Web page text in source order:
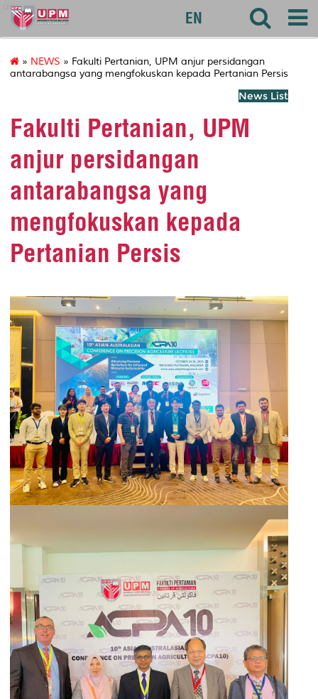
agri
EN
» NEWS » Fakulti Pertanian, UPM anjur persidangan
antarabangsa yang mengfokuskan kepada Pertanian Persis
News List
Fakulti Pertanian, UPM
anjur persidangan
antarabangsa yang
mengfokuskan kepada
Pertanian Persis